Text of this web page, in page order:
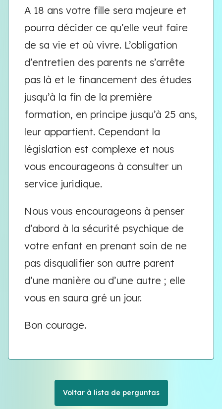
A 18 ans votre fille sera majeure et
pourra décider ce qu’elle veut faire
de sa vie et où vivre. L’obligation
d’entretien des parents ne s’arrête
pas là et le financement des études
jusqu’à la fin de la première
formation, en principe jusqu’à 25 ans,
leur appartient. Cependant la
législation est complexe et nous
vous encourageons à consulter un
service juridique.
Nous vous encourageons à penser
d’abord à la sécurité psychique de
votre enfant en prenant soin de ne
pas disqualifier son autre parent
d’une manière ou d’une autre ; elle
vous en saura gré un jour.
Bon courage.
Voltar à lista de perguntas